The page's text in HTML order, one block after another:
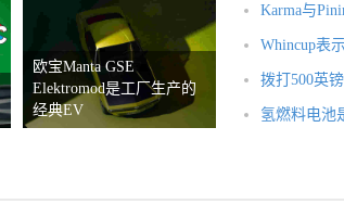
欧宝Manta GSE
Elektromod是工厂生产的
经典EV
Karma与
Whincup表
拨打500英
氢燃料电池